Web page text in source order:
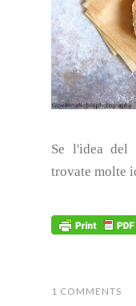
Se l'idea del
trovate molte
1 COMMENTS